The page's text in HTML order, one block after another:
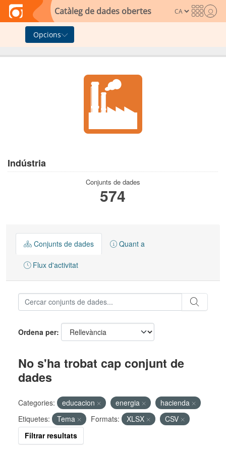
Skip to main content
Catàleg de dades obertes
Opcions
Indústria
Conjunts de dades
574
Conjunts de dades Quant a
Flux d'activitat
Ordena per
No s'ha trobat cap conjunt de
dades
Categories: educacion energia
hacienda
Etiquetes:
Tema Formats: XLSX
CSV
Filtrar resultats